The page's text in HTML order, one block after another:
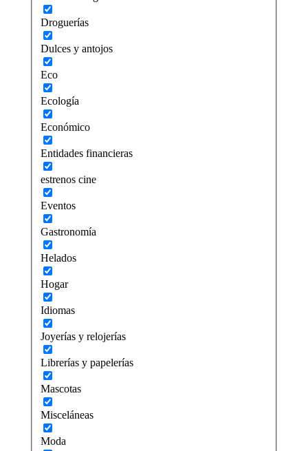
Droguerías
Dulces y antojos
Eco
Ecología
Económico
Entidades financieras
estrenos cine
Eventos
Gastronomía
Helados
Hogar
Idiomas
Joyerías y relojerías
Librerías y papelerías
Mascotas
Misceláneas
Moda